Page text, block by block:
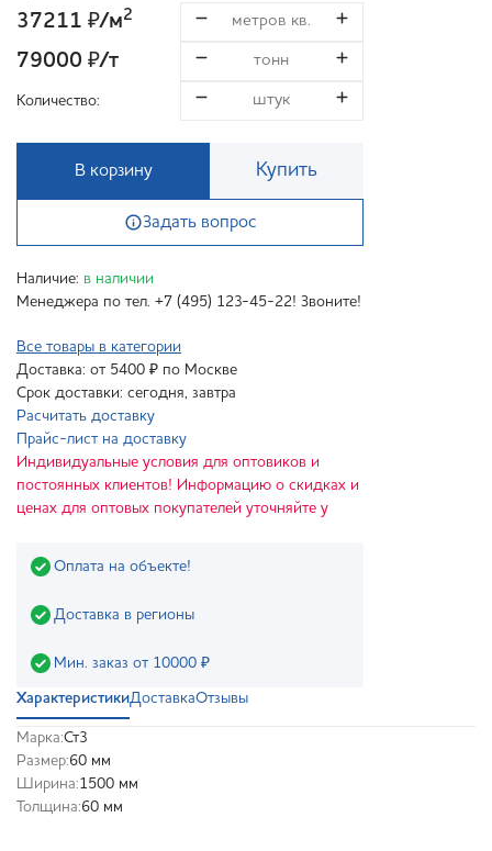
37211 ₽/м2
79000 ₽/т
Количество:
В корзину Купить
Задать вопрос
Наличие: в наличии
Менеджера по тел. +7 (495) 123-45-22! Звоните!
Все товары в категории
Доставка: от 5400 ₽ по Москве
Срок доставки: сегодня, завтра
Расчитать доставку
Прайс-лист на доставку
Индивидуальные условия для оптовиков и
постоянных клиентов! Информацию о скидках и
ценах для оптовых покупателей уточняйте у
Оплата на объекте!
Доставка в регионы
Мин. заказ от 10000 ₽
ХарактеристикиДоставкаОтзывы
Марка:Ст3
Размер:60 мм
Ширина:1500 мм
Толщина:60 мм